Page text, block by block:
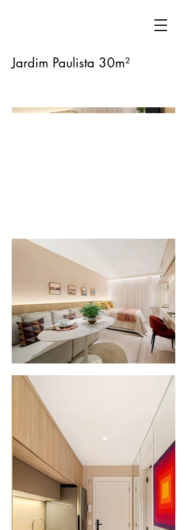
Jardim Paulista 30m²